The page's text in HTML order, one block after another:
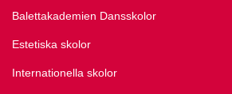
Balettakademien Dansskolor
Estetiska skolor
Internationella skolor